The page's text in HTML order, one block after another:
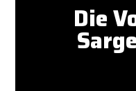
Die